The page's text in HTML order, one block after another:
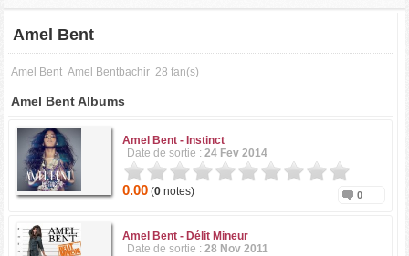
Amel Bent
Amel Bent Amel Bentbachir 28 fan(s)
Amel Bent Albums
Amel Bent - Instinct
Date de sortie :24 Fev 2014
0.00 (0 notes) 0
Amel Bent - Délit Mineur
Date de sortie :28 Nov 2011